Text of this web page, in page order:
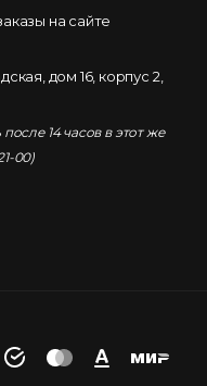
на сайте
дом 16, корпус 2,
14 часов в этот же
00)